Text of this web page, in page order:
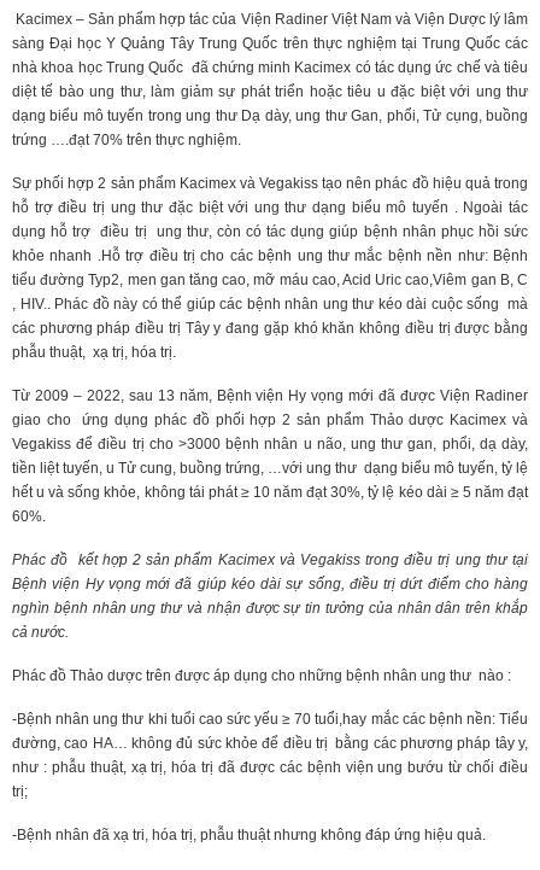
Kacimex – Sản phẩm hợp tác của Viện Radiner Việt Nam và Viện Dược lý lâm
sàng Đại học Y Quảng Tây Trung Quốc trên thực nghiệm tại Trung Quốc các
nhà khoa học Trung Quốc đã chứng minh Kacimex có tác dụng ức chế và tiêu
diệt tế bào ung thư, làm giảm sự phát triển hoặc tiêu u đặc biệt với ung thư
dạng biểu mô tuyến trong ung thư Dạ dày, ung thư Gan, phổi, Tử cụng, buồng
trứng ….đạt 70% trên thực nghiệm.
Sự phối hợp 2 sản phẩm Kacimex và Vegakiss tạo nên phác đồ hiệu quả trong
hỗ trợ điều trị ung thư đặc biệt với ung thư dạng biểu mô tuyến . Ngoài tác
dụng hỗ trợ điều trị ung thư, còn có tác dụng giúp bệnh nhân phục hồi sức
khỏe nhanh .Hỗ trợ điều trị cho các bệnh ung thư mắc bệnh nền như: Bệnh
tiểu đường Typ2, men gan tăng cao, mỡ máu cao, Acid Uric cao,Viêm gan B, C
, HIV.. Phác đồ này có thể giúp các bệnh nhân ung thư kéo dài cuộc sống mà
các phương pháp điều trị Tây y đang gặp khó khăn không điều trị được bằng
phẫu thuật, xạ trị, hóa trị.
Từ 2009 – 2022, sau 13 năm, Bệnh viện Hy vọng mới đã được Viện Radiner
giao cho ứng dụng phác đồ phối hợp 2 sản phẩm Thảo dược Kacimex và
Vegakiss để điều trị cho >3000 bệnh nhân u não, ung thư gan, phổi, dạ dày,
tiền liệt tuyến, u Tử cung, buồng trứng, …với ung thư dạng biểu mô tuyến, tỷ lệ
hết u và sống khỏe, không tái phát ≥ 10 năm đạt 30%, tỷ lệ kéo dài ≥ 5 năm đạt
60%.
Phác đồ kết hợp 2 sản phẩm Kacimex và Vegakiss trong điều trị ung thư tại
Bệnh viện Hy vọng mới đã giúp kéo dài sự sống, điều trị dứt điểm cho hàng
nghìn bệnh nhân ung thư và nhận được sự tin tưởng của nhân dân trên khắp
cả nước.
Phác đồ Thảo dược trên được áp dụng cho những bệnh nhân ung thư nào :
-Bệnh nhân ung thư khi tuổi cao sức yếu ≥ 70 tuổi,hay mắc các bệnh nền: Tiểu
đường, cao HA… không đủ sức khỏe để điều trị bằng các phương pháp tây y,
như : phẫu thuật, xạ trị, hóa trị đã được các bệnh viện ung bướu từ chối điều
trị;
-Bệnh nhân đã xạ tri, hóa trị, phẫu thuật nhưng không đáp ứng hiệu quả.